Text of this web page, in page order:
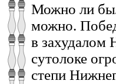
Можно ли
можно.
в захудалом
сутолоке
степи